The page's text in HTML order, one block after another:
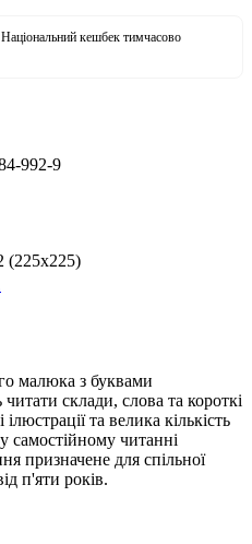
кешбек тимчасово
992-9
(225х225)
малюка з буквами
читати склади, слова та короткі
та велика кількість
самостійному читанні
призначене для спільної
п'яти років.